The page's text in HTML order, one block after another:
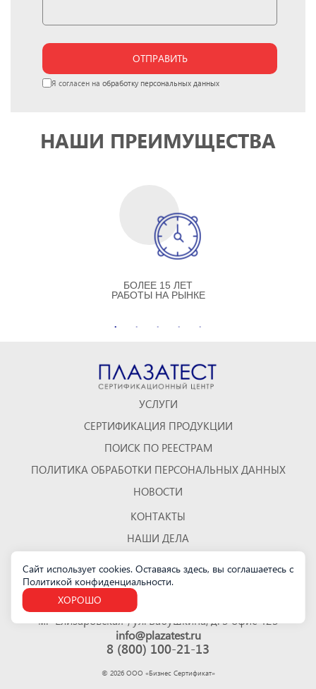
ОТПРАВИТЬ
Я согласен на обработку персональных данных
НАШИ ПРЕИМУЩЕСТВА
БОЛЕЕ 15 ЛЕТ
РАБОТЫ НА РЫНКЕ
УСЛУГИ
СЕРТИФИКАЦИЯ ПРОДУКЦИИ
ПОИСК ПО РЕЕСТРАМ
ПОЛИТИКА ОБРАБОТКИ ПЕРСОНАЛЬНЫХ ДАННЫХ
НОВОСТИ
КОНТАКТЫ
НАШИ ДЕЛА
КАРТА САЙТА
Санкт-Петербург
м. "Елизаровская", ул. Бабушкина, д. 3 офис 423
info@plazatest.ru
8 (800) 100-21-13
© 2026ООО «Бизнес Cертификат»
Сайт использует cookies. Оставаясь здесь, вы соглашаетесь с
Политикой конфиденциальности.
ХОРОШО